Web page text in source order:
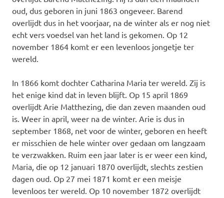
oud, dus geboren in juni 1863 ongeveer. Barend
overlijdt dus in het voorjaar, na de winter als er nog niet
echt vers voedsel van het land is gekomen. Op 12
november 1864 komt er een levenloos jongetje ter
wereld.
In 1866 komt dochter Catharina Maria ter wereld. Zij is
het enige kind dat in leven blijft. Op 15 april 1869
overlijdt Arie Matthezing, die dan zeven maanden oud
is. Weer in april, weer na de winter. Arie is dus in
september 1868, net voor de winter, geboren en heeft
er misschien de hele winter over gedaan om langzaam
te verzwakken. Ruim een jaar later is er weer een kind,
Maria, die op 12 januari 1870 overlijdt, slechts zestien
dagen oud. Op 27 mei 1871 komt er een meisje
levenloos ter wereld. Op 10 november 1872 overlijdt